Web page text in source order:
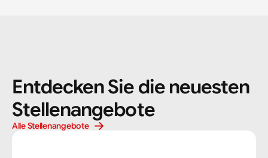
Entdecken Sie die neuesten
Stellenangebote
Alle Stellenangebote